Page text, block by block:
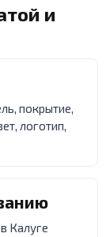
и
покрытие,
логотип,
Калуге